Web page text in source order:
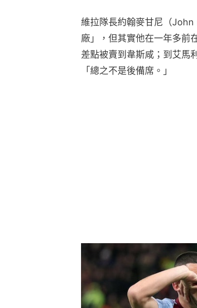
維拉隊長約翰麥甘尼（
廠」，但其實他在一年多前
差點被賣到韋斯咸；到艾馬
「總之不是後備席。」